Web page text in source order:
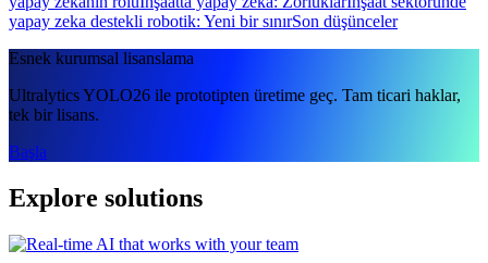
yapay zeka destekli robotik: Yeni bir sınırSon düşünceler
Esnek kurumsal lisanslama
Ultralytics YOLO26 ile prototipten üretime geç. Tam ticari haklar,
tek bir lisans.
Başla
Explore solutions